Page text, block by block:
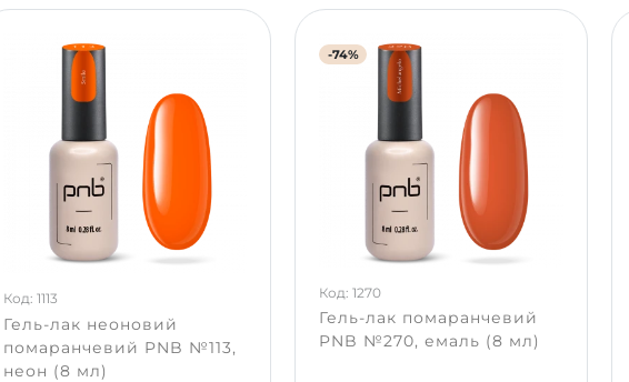
Код: 1113
Гель-лак неоновий
помаранчевий PNB №113,
неон (8 мл)
-74%
Код: 1270
Гель-лак помаранчевий
PNB №270, емаль (8 мл)